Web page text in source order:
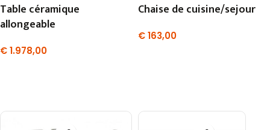
Table céramique
allongeable
€1.978,00
Chaise de cuisine/sejour
€163,00